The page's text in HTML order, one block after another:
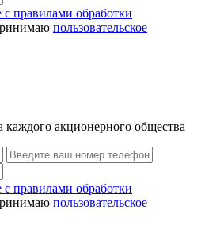
с правилами обработки
пользовательское
акционерного общества
с правилами обработки
пользовательское